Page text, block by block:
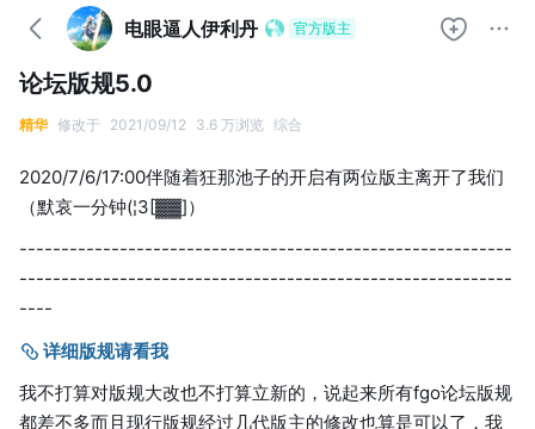
电眼逼人伊利丹 官方版主
论坛版规5.0
精华 修改于 2021/09/12 3.6 万浏览 综合
2020/7/6/17:00伴随着狂那池子的开启有两位版主离开了我们
（默哀一分钟(¦3[▓▓]）
-----------------------------------------------------------
-----------------------------------------------------------
----
详细版规请看我
我不打算对版规大改也不打算立新的，说起来所有fgo论坛版规
都差不多而且现行版规经过几代版主的修改也算是可以了，我